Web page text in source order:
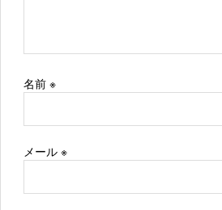
名前 ※
メール ※